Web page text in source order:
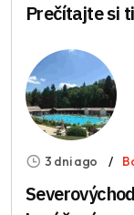
Prečítajte si
3 dni ago